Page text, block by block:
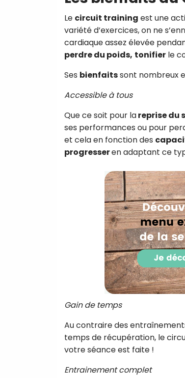
Le circuit training est une
variété d’exercices, on ne
cardiaque assez élevée
perdre du poids, tonifier le
Ses bienfaitssont nombreux
Accessible à tous
Que ce soit pour lareprise du
ses performances ou pour
et cela en fonction des
progresseren adaptant ce
Gain de temps
Au contraire des
temps de récupération, le
votre séance est faite !
Entrainement complet